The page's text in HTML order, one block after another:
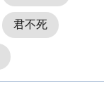
君不死